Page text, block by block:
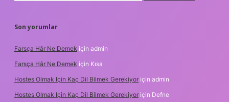
Son yorumlar
Farsça Hâr Ne Demek için admin
Farsça Hâr Ne Demek için Kısa
Hostes Olmak Için Kaç Dil Bilmek Gerekiyor için admin
Hostes Olmak Için Kaç Dil Bilmek Gerekiyor için Defne